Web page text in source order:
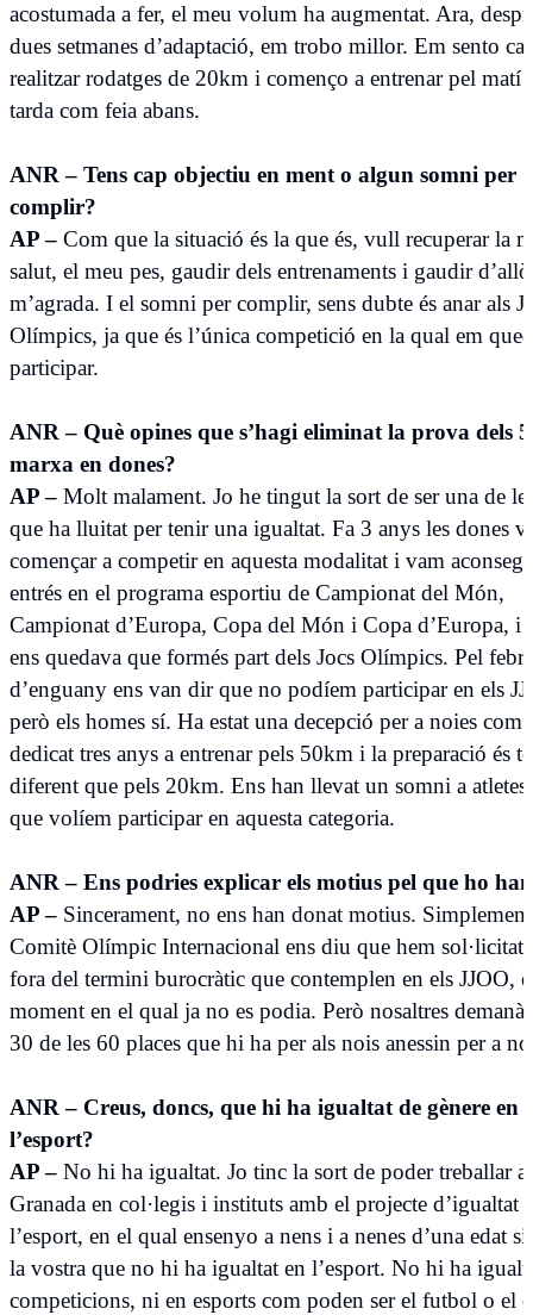
acostumada a fer, el meu volum ha augmentat. Ara,
dues setmanes d’adaptació, em trobo millor. Em sento
realitzar rodatges de 20km i començo a entrenar pel matí
tarda com feia abans.
ANR – Tens cap objectiu en ment o algun somni per
complir?
AP – Com que la situació és la que és, vull recuperar la
salut, el meu pes, gaudir dels entrenaments i gaudir
m’agrada. I el somni per complir, sens dubte és anar als
Olímpics, ja que és l’única competició en la qual em
participar.
ANR – Què opines que s’hagi eliminat la prova dels
marxa en dones?
AP – Molt malament. Jo he tingut la sort de ser una de
que ha lluitat per tenir una igualtat. Fa 3 anys les dones
començar a competir en aquesta modalitat i vam
entrés en el programa esportiu de Campionat del Món,
Campionat d’Europa, Copa del Món i Copa d’Europa, i
ens quedava que formés part dels Jocs Olímpics. Pel
d’enguany ens van dir que no podíem participar en els
però els homes sí. Ha estat una decepció per a noies com
dedicat tres anys a entrenar pels 50km i la preparació és
diferent que pels 20km. Ens han llevat un somni a
que volíem participar en aquesta categoria.
ANR – Ens podries explicar els motius pel que ho
AP – Sincerament, no ens han donat motius.
Comitè Olímpic Internacional ens diu que hem sol·licitat
fora del termini burocràtic que contemplen en els JJOO,
moment en el qual ja no es podia. Però nosaltres
30 de les 60 places que hi ha per als nois anessin per a
ANR – Creus, doncs, que hi ha igualtat de gènere en
l’esport?
AP – No hi ha igualtat. Jo tinc la sort de poder treballar
Granada en col·legis i instituts amb el projecte d’igualtat
l’esport, en el qual ensenyo a nens i a nenes d’una edat
la vostra que no hi ha igualtat en l’esport. No hi ha
competicions, ni en esports com poden ser el futbol o el